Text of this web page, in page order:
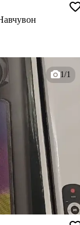
1/1